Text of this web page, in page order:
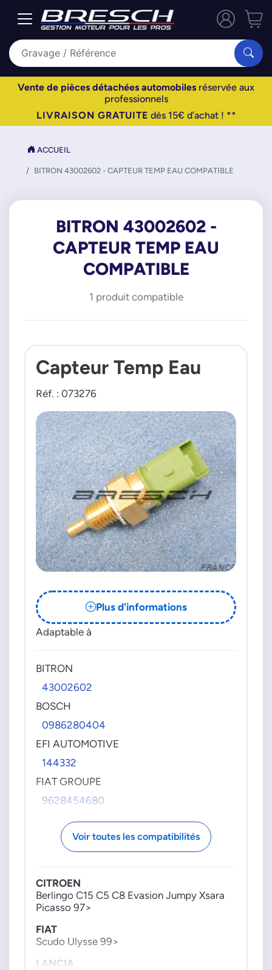
Vente de pièces détachées automobiles réservée aux
professionnels
LIVRAISON GRATUITE dès 15€ d’achat ! **
ACCUEIL
BITRON 43002602 - CAPTEUR TEMP EAU COMPATIBLE
BITRON 43002602 -
CAPTEUR TEMP EAU
COMPATIBLE
1 produit compatible
Capteur Temp Eau
Réf. : 073276
Plus d'informations
Adaptable à
BITRON
43002602
BOSCH
0986280404
EFI AUTOMOTIVE
144332
FIAT GROUPE
9628454680
PSA GROUPE
0000133888
1338A7
96368023
96368024
9636802480
9670340380
TOYOTA
Voir toutes les compatibilités
CITROEN
Berlingo C15 C5 C8 Evasion Jumpy Xsara
Picasso 97>
FIAT
Scudo Ulysse 99>
LANCIA